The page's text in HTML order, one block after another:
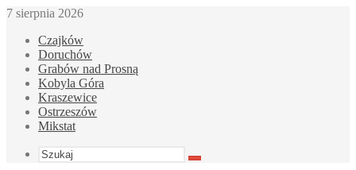
7 sierpnia 2026
Czajków
Doruchów
Grabów nad Prosną
Kobyla Góra
Kraszewice
Ostrzeszów
Mikstat
Szukaj